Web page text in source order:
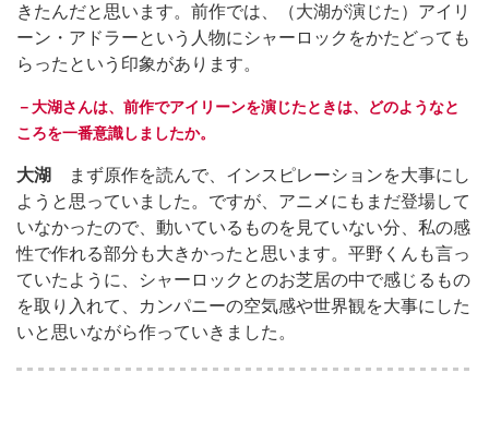
きたんだと思います。前作では、（大湖が演じた）アイリ
ーン・アドラーという人物にシャーロックをかたどっても
らったという印象があります。
－大湖さんは、前作でアイリーンを演じたときは、どのようなと
ころを一番意識しましたか。
大湖
まず原作を読んで、インスピレーションを大事にし
ようと思っていました。ですが、アニメにもまだ登場して
いなかったので、動いているものを見ていない分、私の感
性で作れる部分も大きかったと思います。平野くんも言っ
ていたように、シャーロックとのお芝居の中で感じるもの
を取り入れて、カンパニーの空気感や世界観を大事にした
いと思いながら作っていきました。